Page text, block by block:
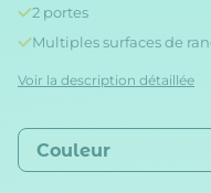
2 portes
Multiples surfaces de
Voir la description détaillée
Couleur